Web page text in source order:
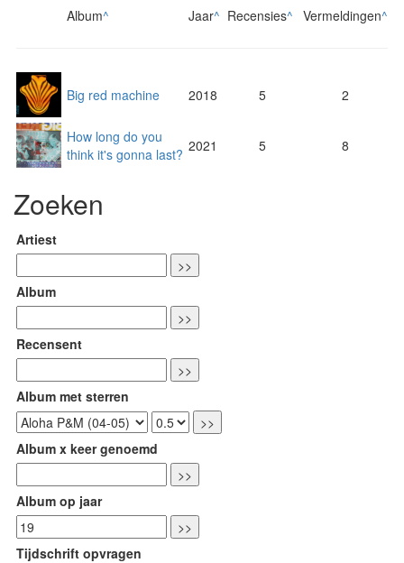
Album^ Jaar^ Recensies^ Vermeldingen^
Big red machine 2018 5 2
How long do you
think it's gonna last? 2021 5 8
Zoeken
Artiest
Album
Recensent
Album met sterren
Album x keer genoemd
Album op jaar
Tijdschrift opvragen